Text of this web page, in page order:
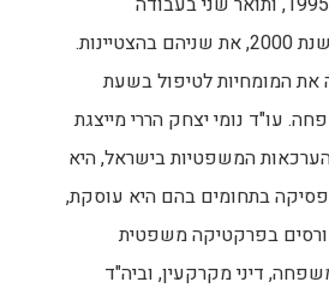
סוציאלית קלינית בשנת 2000, את שניהם בהצטיינות.
את המומחיות לטיפול בשעת
עו"ד נומי יצחק הררי מייצגת
המשפטיות בישראל, היא
בתחומים בהם היא עוסקת,
בפרקטיקה משפטית
דיני מקרקעין, וביה"ד